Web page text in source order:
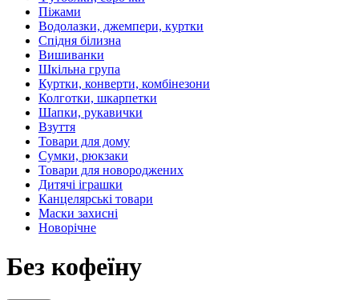
Піжами
Водолазки, джемпери, куртки
Спідня білизна
Вишиванки
Шкільна група
Куртки, конверти, комбінезони
Колготки, шкарпетки
Шапки, рукавички
Взуття
Товари для дому
Сумки, рюкзаки
Товари для новороджених
Дитячі іграшки
Канцелярські товари
Маски захисні
Новорічне
Без кофеїну